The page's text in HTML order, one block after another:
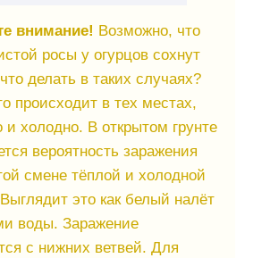
внимание! Возможно, что
росы у огурцов сохнут
делать в таких случаях?
происходит в тех местах,
и холодно. В открытом грунте
вероятность заражения
смене тёплой и холодной
это как белый налёт
воды. Заражение
с нижних ветвей. Для